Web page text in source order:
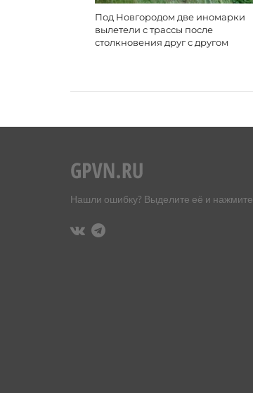
Под Новгородом две иномарки
вылетели с трассы после
столкновения друг с другом
Нашли ошибку? Выделите её и нажмите